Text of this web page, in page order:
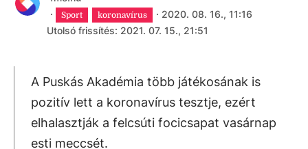
·
Sport koronavírus · 2020. 08. 16., 11:16
Utolsó frissítés: 2021. 07. 15., 21:51
A Puskás Akadémia több játékosának is
pozitív lett a koronavírus tesztje, ezért
elhalasztják a felcsúti focicsapat vasárnap
esti meccsét.